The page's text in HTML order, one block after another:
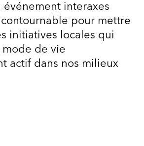
événement interaxes
pour mettre
initiatives locales qui
de vie
actif dans nos milieux